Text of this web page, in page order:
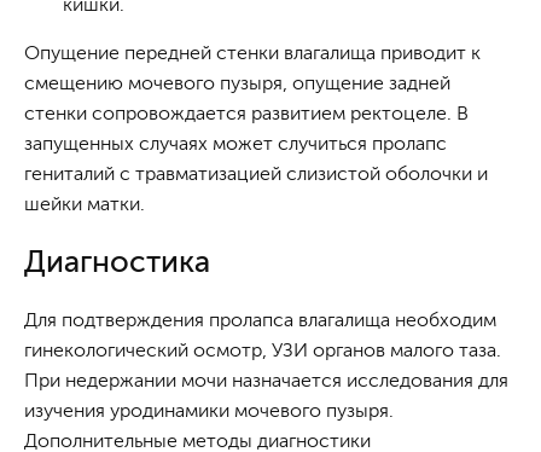
кишки.
Опущение передней стенки влагалища приводит к
смещению мочевого пузыря, опущение задней
стенки сопровождается развитием ректоцеле. В
запущенных случаях может случиться пролапс
гениталий с травматизацией слизистой оболочки и
шейки матки.
Диагностика
Для подтверждения пролапса влагалища необходим
гинекологический осмотр, УЗИ органов малого таза.
При недержании мочи назначается исследования для
изучения уродинамики мочевого пузыря.
Дополнительные методы диагностики